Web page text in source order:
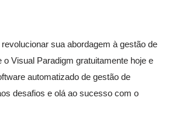
sua abordagem à gestão de
o Visual Paradigm gratuitamente hoje e
automatizado de gestão de
desafios e olá ao sucesso com o